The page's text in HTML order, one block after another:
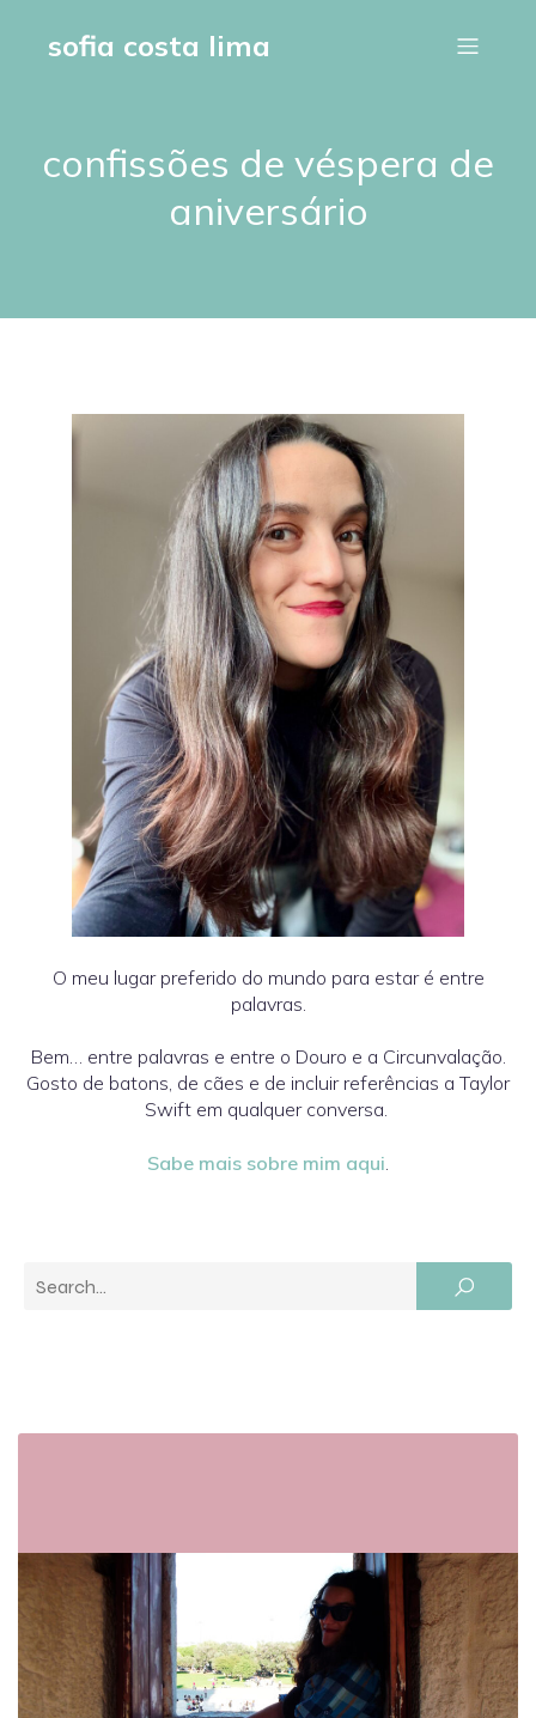
sofia costa lima
confissões de véspera de
aniversário
O meu lugar preferido do mundo para estar é entre
palavras.
Bem… entre palavras e entre o Douro e a Circunvalação.
Gosto de batons, de cães e de incluir referências a Taylor
Swift em qualquer conversa.
Sabe mais sobre mim aqui.